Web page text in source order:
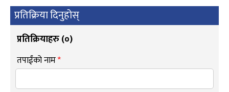
प्रतिक्रिया दिनुहोस्
प्रतिक्रियाहरु (०)
तपाईंको नाम*